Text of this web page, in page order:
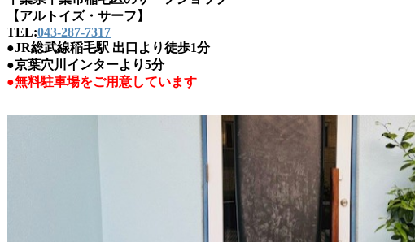
【アルトイズ・サーフ】
TEL:043-287-7317
●JR総武線稲毛駅 出口より徒歩1分
●京葉穴川インターより5分
●無料駐車場をご用意しています